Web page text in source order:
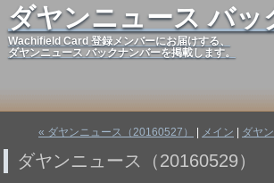
ダヤンニュース バッ
Wachifield Card 登録メンバーにお届けする、
ダヤンニュース バックナンバーを掲載します。
« ダヤンニュース（20160527） メイン ダヤ
ダヤンニュース（20160529）